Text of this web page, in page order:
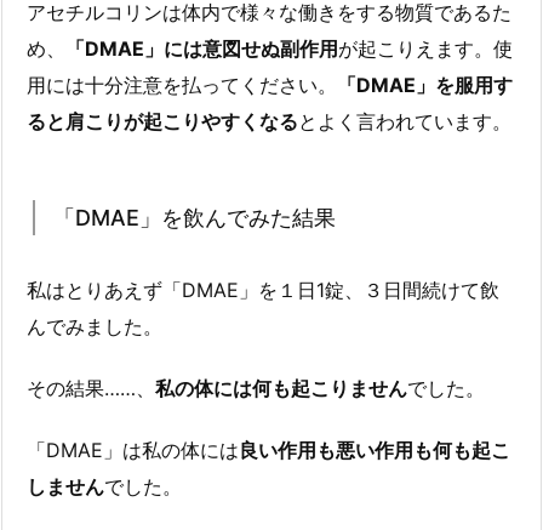
アセチルコリンは体内で様々な働きをする物質であるた
め、
「DMAE」には意図せぬ副作用 が起こりえます。使
用には十分注意を払ってください。
「DMAE」を服用す
ると肩こりが起こりやすくなるとよく言われています。
「DMAE」を飲んでみた結果
私はとりあえず「DMAE」を１日1錠、３日間続けて飲
んでみました。
その結果……、 私の体には何も起こりませんでした。
「DMAE」は私の体には良い作用も悪い作用も何も起こ
しませんでした。